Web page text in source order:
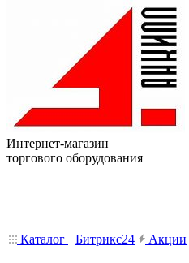
Интернет-магазин
торгового оборудования
Каталог Битрикс24 Акции